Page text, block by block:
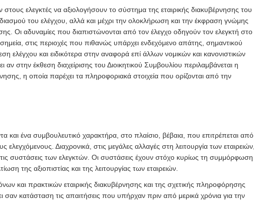
ελεγκτές να αξιολογήσουν το σύστημα της εταιρικής διακυβέρνησης του
του ελέγχου, αλλά και μέχρι την ολοκλήρωση και την έκφραση γνώμης
Οι αδυναμίες που διαπιστώνονται από τον έλεγχο οδηγούν τον ελεγκτή στο
στις περιοχές που πιθανώς υπάρχει ενδεχόμενο απάτης, σημαντικού
ελέγχου και ειδικότερα στην αναφορά επί άλλων νομικών και κανονιστικών
αν στην έκθεση διαχείρισης του Διοικητικού Συμβουλίου περιλαμβάνεται η
η οποία παρέχει τα πληροφοριακά στοιχεία που ορίζονται από την
και ένα συμβουλευτικό χαρακτήρα, στο πλαίσιο, βέβαια, που επιτρέπεται από
ελεγχόμενους. Διαχρονικά, στις μεγάλες αλλαγές στη λειτουργία των εταιρειών,
στις συστάσεις των ελεγκτών. Οι συστάσεις έχουν στόχο κυρίως τη συμμόρφωση
της αξιοπιστίας και της λειτουργίας των εταιρειών.
και πρακτικών εταιρικής διακυβέρνησης και της σχετικής πληροφόρησης
σαν κατάσταση τις απαιτήσεις που υπήρχαν πριν από μερικά χρόνια για την